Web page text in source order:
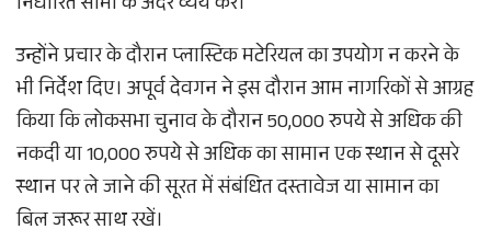
उन्होंने प्रचार के दौरान प्लास्टिक मटेरियल का उपयोग न करने के
भी निर्देश दिए। अपूर्व देवगन ने इस दौरान आम नागरिकों से आग्रह
किया कि लोकसभा चुनाव के दौरान 50,000 रुपये से अधिक की
नकदी या 10,000 रुपये से अधिक का सामान एक स्थान से दूसरे
स्थान पर ले जाने की सूरत में संबंधित दस्तावेज या सामान का
बिल जरूर साथ रखें।